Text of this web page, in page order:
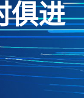
俱进